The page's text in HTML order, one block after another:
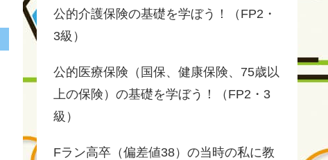
公的介護保険の基礎を学ぼう！（FP2・
3級）
公的医療保険（国保、健康保険、75歳以
上の保険）の基礎を学ぼう！（FP2・3
級）
Fラン高卒（偏差値38）の当時の私に教